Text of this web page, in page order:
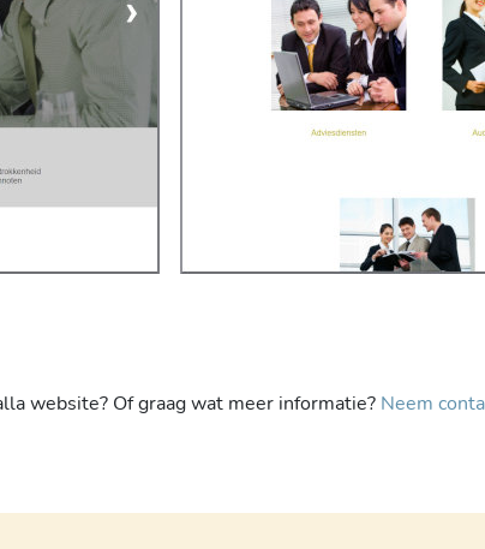
website? Of graag wat meer informatie? Neem